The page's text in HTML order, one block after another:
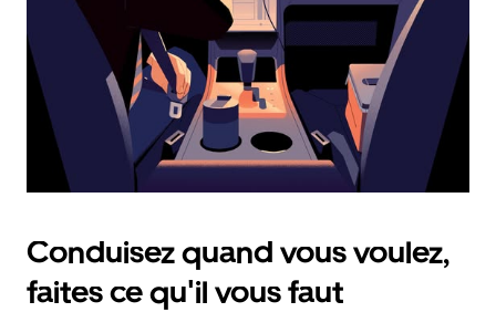
d'échappement
pour
fermer
calendrier.
Conduisez quand vous voulez,
faites ce qu'il vous faut